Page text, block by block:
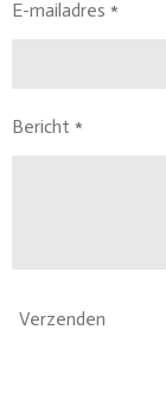
E-mailadres *
Bericht *
Verzenden